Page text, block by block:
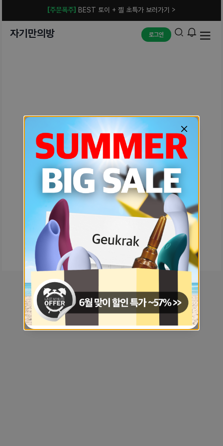
[주문폭주] BEST 토이 + 젤 초특가 보러가기 >
자기만의방 로그인
예상치 못한 에러입니다.